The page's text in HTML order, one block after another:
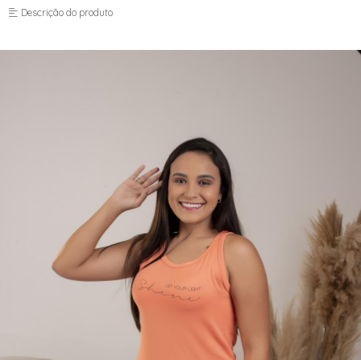
Descrição do produto